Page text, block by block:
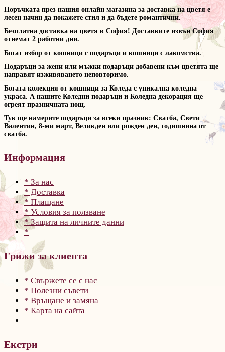
Поръчката през нашия онлайн магазина за доставка на цветя е
лесен начин да покажете стил и да бъдете романтични.
Безплатна доставка на цветя в София! Доставките извън София
отнемат 2 работни дни.
Богат избор от кошници с подаръци и кошници с лакомства.
Подаръци за жени или мъжки подаръци добавени към цветята ще
направят изживяването неповторимо.
Богата колекция от кошници за Коледа с уникална коледна
украса. А нашите Коледни подаръци и Коледна декорация ще
огреят празничната нощ.
Тук ще намерите подаръци за всеки празник: Сватба, Свети
Валентин, 8-ми март, Великден или рожден ден, годишнина от
сватба.
Информация
* За нас
* Доставка
* Плащане
* Условия за ползване
* Защита на личните данни
*
Грижи за клиента
* Свържете се с нас
* Полезни съвети
* Връщане и замяна
* Карта на сайта
Екстри